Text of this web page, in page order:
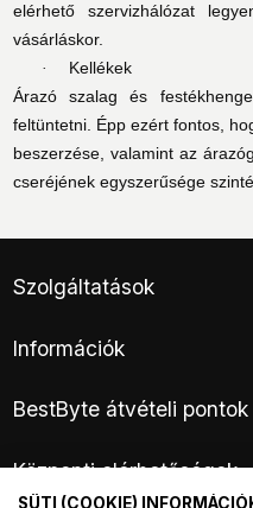
elérhető szervizhálózat
vásárláskor.
·
Kellékek
Árazó szalag és
feltüntetni. Épp ezért fontos,
beszerzése, valamint az
cseréjének egyszerűsége
Szolgáltatások
Klíma értékesítés
Áruhitel
E-hulladék átvétel
Fogyasztói elállás
Információk
Adatkezelési tájékoztató
Kárügyintézés, áruátvétel
BestByte átvételi pontok
Budapest XV. - Harsányi utca
Központi elérhetőségek
SÜTI (COOKIE)